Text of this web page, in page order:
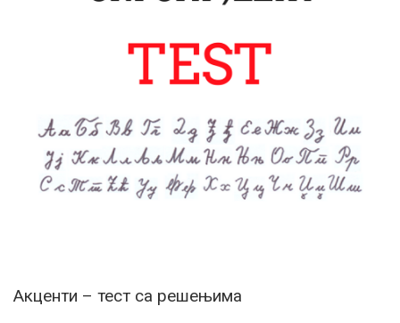
Акценти – тест са решењима